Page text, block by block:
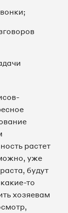
растет
уже
будут
то
хозяевам